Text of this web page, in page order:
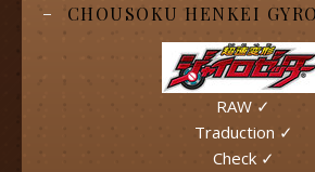
CHOUSOKU HENKEI
RAW ✓
Traduction ✓
Check ✓